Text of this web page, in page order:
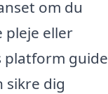
om du
eller
platform guide
sikre dig